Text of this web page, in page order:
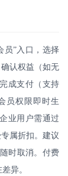
员”入口，选择
认权益（如无
成支付（支持
员权限即时生
业用户需通过
属折扣。建议
时取消。付费
异。